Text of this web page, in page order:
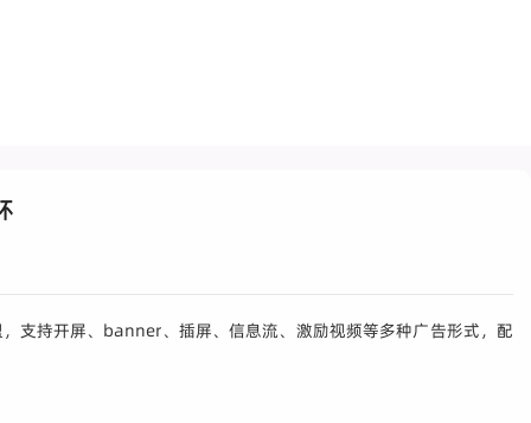
支持开屏、banner、插屏、信息流、激励视频等多种广告形式，配